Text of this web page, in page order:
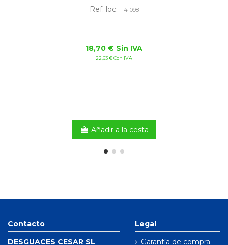
Ref. loc: 1141098
18,70 € Sin IVA
22,63 € Con IVA
Añadir a la cesta
Contacto
DESGUACES CESAR SL
Legal
Garantía de compra